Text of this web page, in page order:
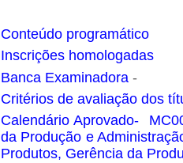
Conteúdo programático
Inscrições homologadas
Banca Examinadora -
Critérios de avaliação dos
Calendário Aprovado-
da Produção e
Produtos, Gerência da